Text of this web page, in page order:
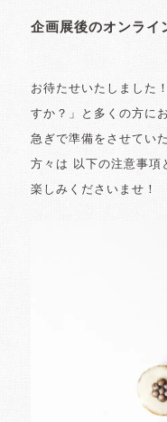
企画展後のオンライ
お待たせいたしました
すか？」と多くの方に
急ぎで準備をさせてい
方々は 以下の注意事項
楽しみくださいませ！